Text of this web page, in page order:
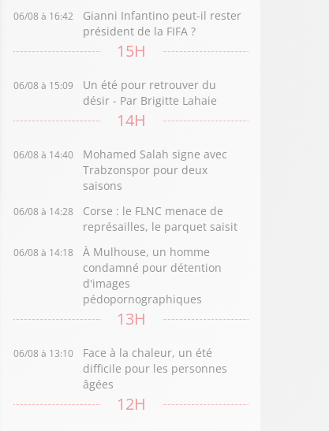
06/08 à 16:42
Gianni Infantino peut-il rester
président de la FIFA ?
15H
06/08 à 15:09
Un été pour retrouver du
désir - Par Brigitte Lahaie
14H
06/08 à 14:40
Mohamed Salah signe avec
Trabzonspor pour deux
saisons
06/08 à 14:28
Corse : le FLNC menace de
représailles, le parquet saisit
06/08 à 14:18
À Mulhouse, un homme
condamné pour détention
d'images
pédopornographiques
13H
06/08 à 13:10
Face à la chaleur, un été
difficile pour les personnes
âgées
12H